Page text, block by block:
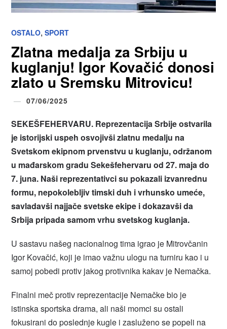
OSTALO,SPORT
Zlatna medalja za Srbiju u
kuglanju! Igor Kovačić donosi
zlato u Sremsku Mitrovicu!
07/06/2025
SEKEŠFEHERVARU. Reprezentacija Srbije ostvarila
je istorijski uspeh osvojivši zlatnu medalju na
Svetskom ekipnom prvenstvu u kuglanju, održanom
u mađarskom gradu Sekešfehervaru od 27. maja do
7. juna. Naši reprezentativci su pokazali izvanrednu
formu, nepokolebljiv timski duh i vrhunsko umeće,
savladavši najjače svetske ekipe i dokazavši da
Srbija pripada samom vrhu svetskog kuglanja.
U sastavu našeg nacionalnog tima igrao je Mitrovčanin
Igor Kovačić, koji je imao važnu ulogu na turniru kao i u
samoj pobedi protiv jakog protivnika kakav je Nemačka.
Finalni meč protiv reprezentacije Nemačke bio je
istinska sportska drama, ali naši momci su ostali
fokusirani do poslednje kugle i zasluženo se popeli na